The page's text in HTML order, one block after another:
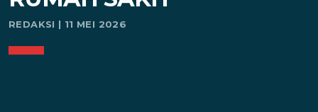
REDAKSI | 11 MEI 2026